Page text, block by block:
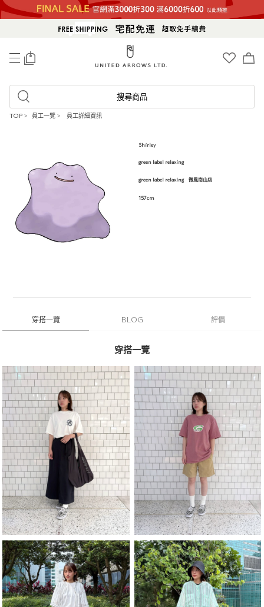
搜尋商品
TOP > 員工一覽 > 員工詳細資訊
Shirley
green label relaxing
green label relaxing 微風南山店
157cm
穿搭一覽 BLOG 評價
穿搭一覽